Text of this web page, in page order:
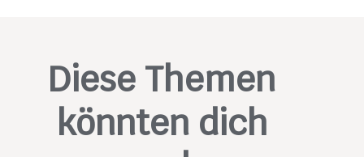
Diese Themen
könnten dich